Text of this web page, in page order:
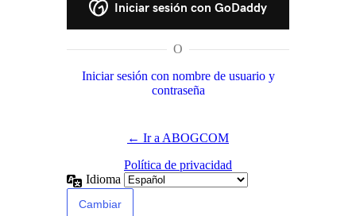
Iniciar sesión con GoDaddy
O
Iniciar sesión con nombre de usuario y
contraseña
← Ir a ABOGCOM
Política de privacidad
Idioma